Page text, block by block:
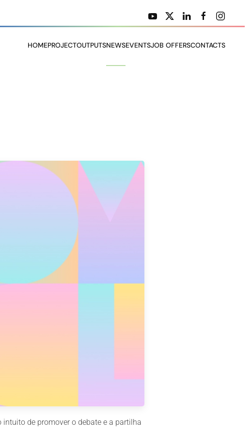
HOMEPROJECTOUTPUTSNEWSEVENTSJOB OFFERSCONTACTS
de promover o debate e a partilha